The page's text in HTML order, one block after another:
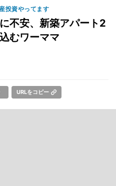
投資やってます
不安、新築アパート2
むワーママ
URLをコピー